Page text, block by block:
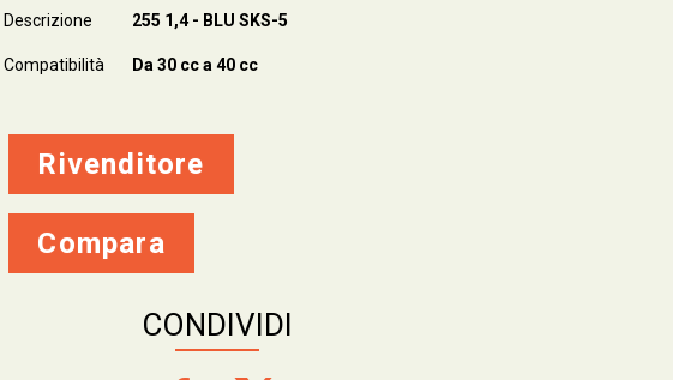
Descrizione 255 1,4 - BLU SKS-5
Compatibilità Da 30 cc a 40 cc
Rivenditore
Compara
CONDIVIDI